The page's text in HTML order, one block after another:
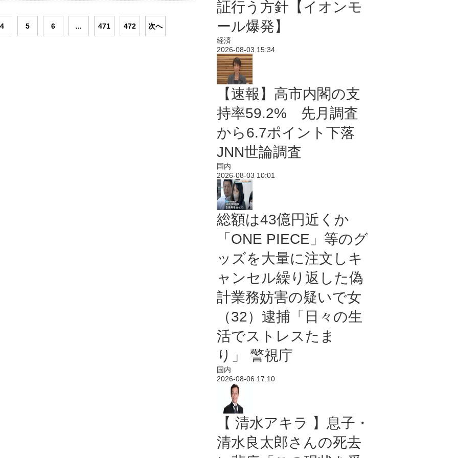
4 5 6 ... 471 472 次へ
証行う方針【イオンモ
ール爆発】
経済
2026-08-03 15:34
【速報】高市内閣の支
持率59.2% 先月調査
から6.7ポイント下落
JNN世論調査
国内
2026-08-03 10:01
総額は43億円近くか
「ONE PIECE」等のグ
ッズを大量に注文しキ
ャンセル繰り返した偽
計業務妨害の疑いで女
（32）逮捕「日々の生
活でストレスたま
り」 警視庁
国内
2026-08-06 17:10
【 清水アキラ 】息子・
清水良太郎さんの死去